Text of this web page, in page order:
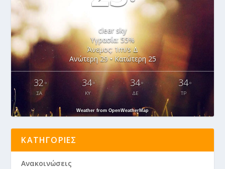
clear sky
Υγρασία: 55%
Άνεμος: 1m/s Δ
Ανώτερη 29 • Κατώτερη 25
32 °
ΣΑ
34°
ΚΥ
34°
ΔΕ
34°
ΤΡ
Weather from OpenWeatherMap
ΚΑΤΗΓΟΡΊΕΣ
Ανακοινώσεις